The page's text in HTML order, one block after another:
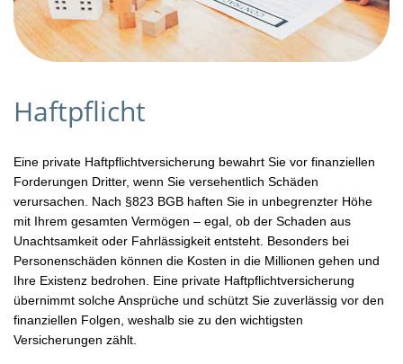
Haftpflicht
Eine private Haftpflichtversicherung bewahrt Sie vor finanziellen
Forderungen Dritter, wenn Sie versehentlich Schäden
verursachen. Nach §823 BGB haften Sie in unbegrenzter Höhe
mit Ihrem gesamten Vermögen – egal, ob der Schaden aus
Unachtsamkeit oder Fahrlässigkeit entsteht. Besonders bei
Personenschäden können die Kosten in die Millionen gehen und
Ihre Existenz bedrohen. Eine private Haftpflichtversicherung
übernimmt solche Ansprüche und schützt Sie zuverlässig vor den
finanziellen Folgen, weshalb sie zu den wichtigsten
Versicherungen zählt.